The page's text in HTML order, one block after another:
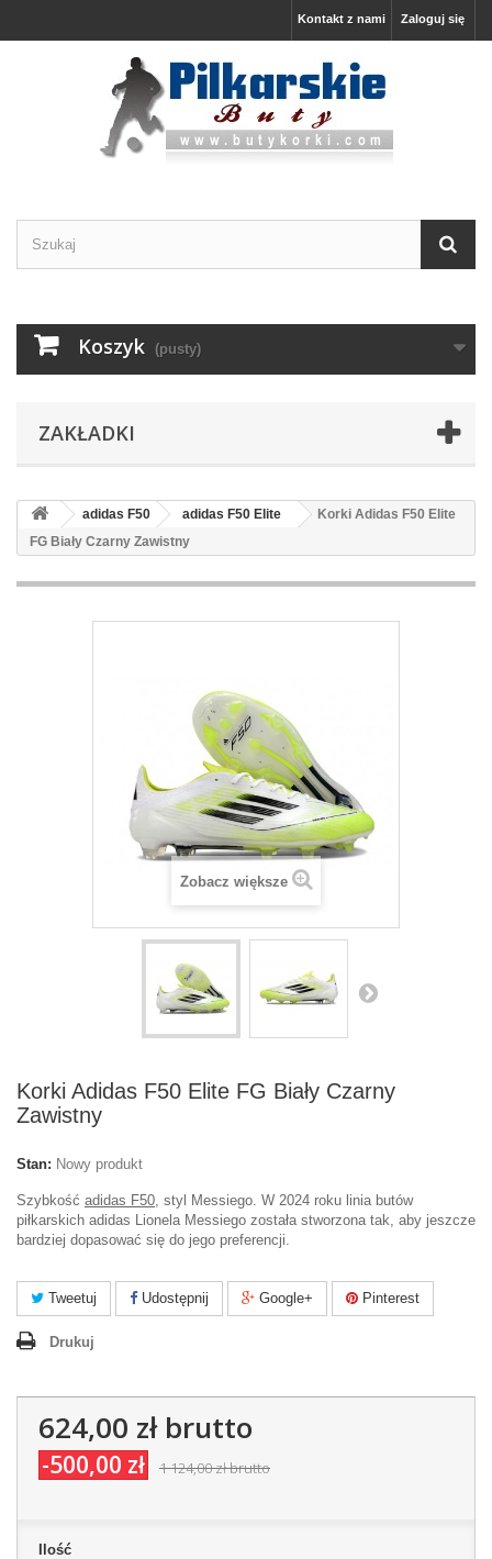
Zaloguj się
Kontakt z nami
Koszyk (pusty)
ZAKŁADKI
adidas F50 adidas F50 Elite
Korki Adidas F50 Elite
FG Biały Czarny Zawistny
Zobacz większe
Korki Adidas F50 Elite FG Biały Czarny
Zawistny
Stan: Nowy produkt
Szybkość adidas F50, styl Messiego. W 2024 roku linia butów
piłkarskich adidas Lionela Messiego została stworzona tak, aby jeszcze
bardziej dopasować się do jego preferencji.
Tweetuj Udostępnij Google+ Pinterest
Drukuj
624,00 złbrutto
-500,00 zł 1 124,00 złbrutto
Ilość